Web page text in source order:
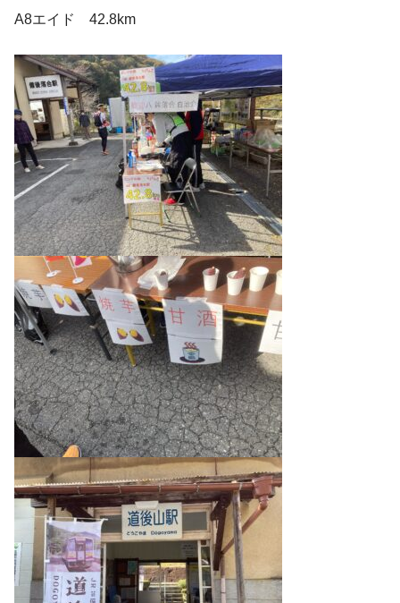
A8エイド 42.8km